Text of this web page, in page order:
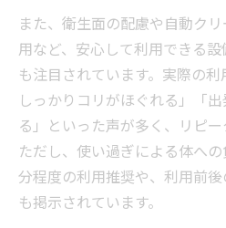
また、衛生面の配慮や自動ク
用など、安心して利用できる
も注目されています。実際の
しっかりコリがほぐれる」「
る」といった声が多く、リピー
ただし、使い過ぎによる体へ
分程度の利用推奨や、利用前
も掲示されています。